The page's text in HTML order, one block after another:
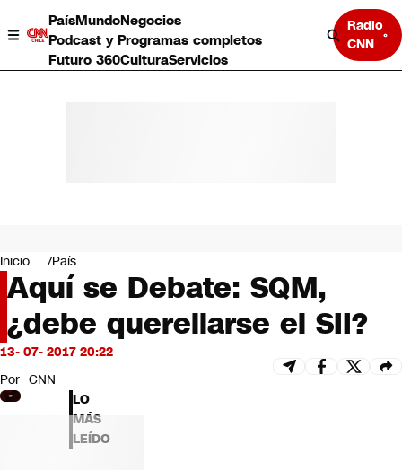
PaísMundoNegocios
Podcast y Programas completos
Futuro 360CulturaServicios
Radio
CNN
Negocios
Deportes
Programas completos
Cultura
Servicios
Bits
CNN Data
CNN tiempo
Futuro 360
Inicio País
Aquí se Debate: SQM,
¿debe querellarse el SII?
13- 07- 2017 20:22
Por CNN
LO
MÁS
LEÍDO